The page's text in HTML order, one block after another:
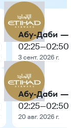
Абу-Даби
02:25—02:50
3 сент. 2026 г.
Абу-Даби
02:25—02:50
20 авг. 2026 г.